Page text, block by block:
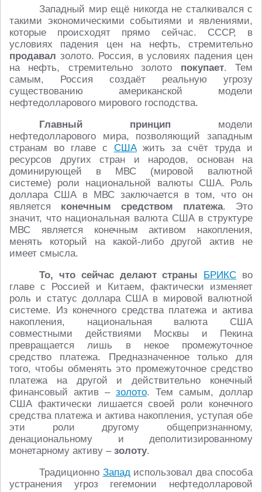
Западный мир ещё никогда не сталкивался с
такими экономическими событиями и явлениями,
которые происходят прямо сейчас. СССР, в
условиях падения цен на нефть, стремительно
продавал золото. Россия, в условиях падения цен
на нефть, стремительно золото покупает. Тем
самым, Россия создаёт реальную угрозу
существованию американской модели
нефтедолларового мирового господства.
Главный принцип модели
нефтедолларового мира, позволяющий западным
странам во главе с СШАжить за счёт труда и
ресурсов других стран и народов, основан на
доминирующей в МВС (мировой валютной
системе) роли национальной валюты США. Роль
доллара США в МВС заключается в том, что он
является конечным средством платежа. Это
значит, что национальная валюта США в структуре
МВС является конечным активом накопления,
менять который на какой-либо другой актив не
имеет смысла.
То, что сейчас делают страны
БРИКС во
главе с Россией и Китаем, фактически изменяет
роль и статус доллара США в мировой валютной
системе. Из конечного средства платежа и актива
накопления, национальная валюта США
совместными действиями Москвы и Пекина
превращается лишь в некое промежуточное
средство платежа. Предназначенное только для
того, чтобы обменять это промежуточное средство
платежа на другой и действительно конечный
финансовый актив – золото. Тем самым, доллар
США фактически лишается своей роли конечного
средства платежа и актива накопления, уступая обе
эти роли другому общепризнанному,
денациональному и деполитизированному
монетарному активу – золоту.
Традиционно Западиспользовал два способа
устранения угроз гегемонии нефтедолларовой